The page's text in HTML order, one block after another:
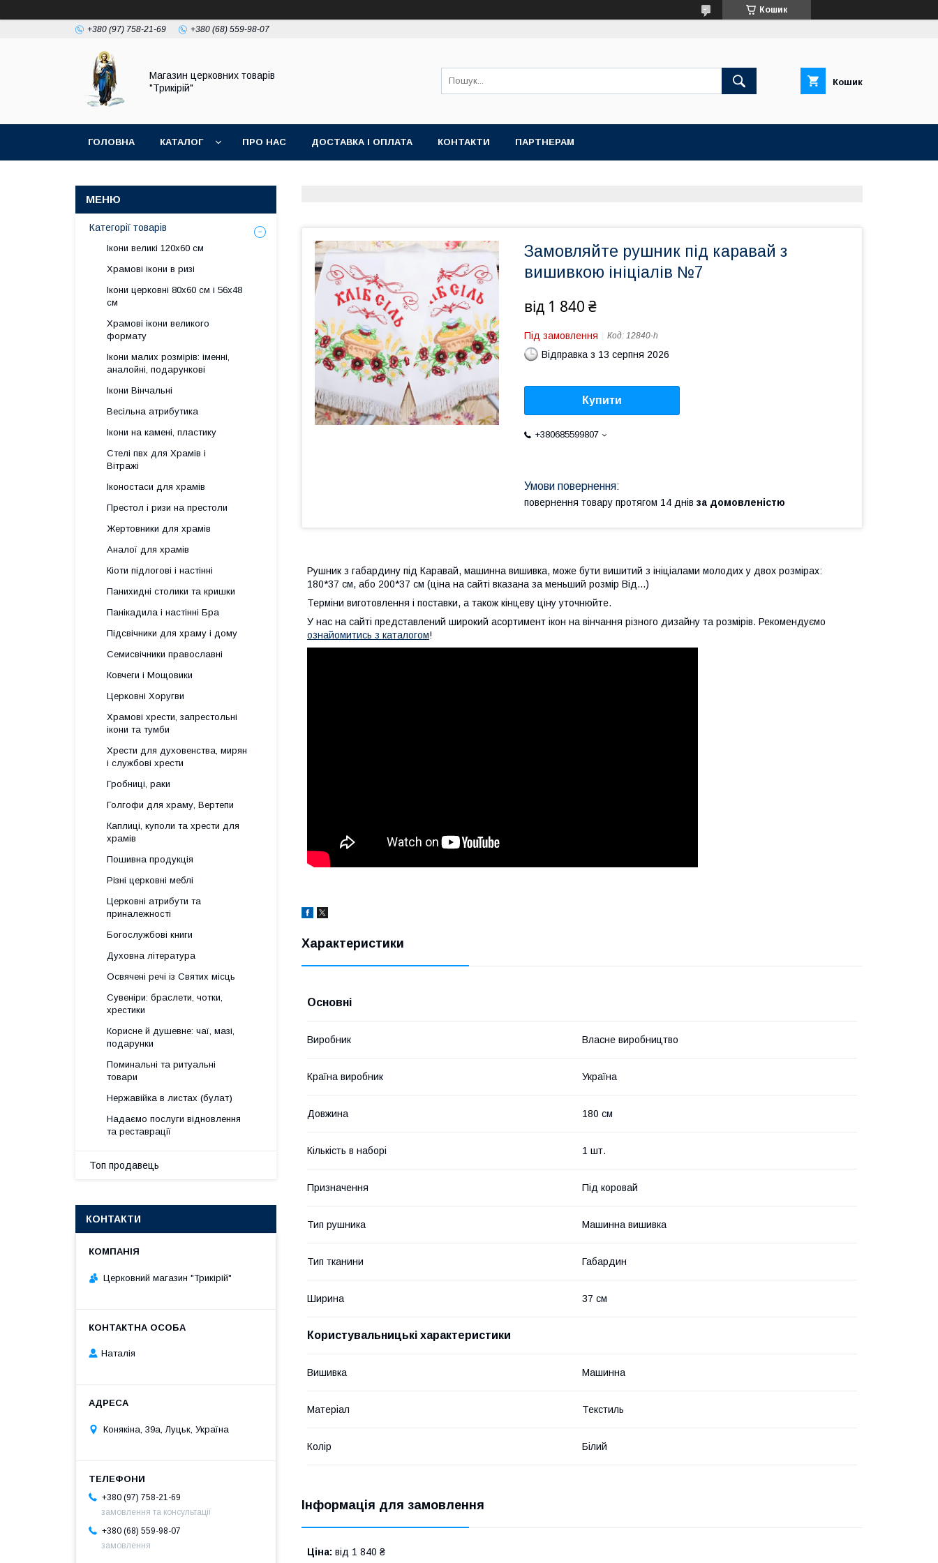
Кошик
+380 (97) 758-21-69 +380 (68) 559-98-07
Магазин церковних товарів
"Трикірій"
Кошик
ГОЛОВНА КАТАЛОГ ПРО НАС ДОСТАВКА І ОПЛАТА КОНТАКТИ ПАРТНЕРАМ
Замовляйте рушник під каравай з
вишивкою ініціалів №7
від 1 840 ₴
Під замовлення Код: 12840-h
Відправка з 13 серпня 2026
Купити
+380685599807
повернення товару протягом 14 днів за домовленістю
Рушник з габардину під Каравай, машинна вишивка, може бути вишитий з ініціалами молодих у двох розмірах:
180*37 см, або 200*37 см (ціна на сайті вказана за меньший розмір Від...)
Терміни виготовлення і поставки, а також кінцеву ціну уточнюйте.
У нас на сайті представлений широкий асортимент ікон на вінчання різного дизайну та розмірів. Рекомендуємо
ознайомитись з каталогом!
Характеристики
Основні
Виробник Власне виробництво
Країна виробник Україна
Довжина 180 см
Кількість в наборі 1 шт.
Призначення Під коровай
Тип рушника Машинна вишивка
Тип тканини Габардин
Ширина 37 см
Користувальницькі характеристики
Вишивка Машинна
Матеріал Текстиль
Колір Білий
Інформація для замовлення
Ціна: від 1 840 ₴
Категорії товарів
Ікони великі 120х60 см
Храмові ікони в ризі
Ікони церковні 80х60 см і 56х48
см
Храмові ікони великого
формату
Ікони малих розмірів: іменні,
аналойні, подарункові
Ікони Вінчальні
Весільна атрибутика
Ікони на камені, пластику
Стелі пвх для Храмів і
Вітражі
Іконостаси для храмів
Престол і ризи на престоли
Жертовники для храмів
Аналої для храмів
Кіоти підлогові і настінні
Панихидні столики та кришки
Панікадила і настінні Бра
Підсвічники для храму і дому
Семисвічники православні
Ковчеги і Мощовики
Церковні Хоругви
Храмові хрести, запрестольні
ікони та тумби
Хрести для духовенства, мирян
і службові хрести
Гробниці, раки
Голгофи для храму, Вертепи
Каплиці, куполи та хрести для
храмів
Пошивна продукція
Різні церковні меблі
Церковні атрибути та
приналежності
Богослужбові книги
Духовна література
Освячені речі із Святих місць
Сувеніри: браслети, чотки,
хрестики
Корисне й душевне: чаї, мазі,
подарунки
Поминальні та ритуальні
товари
Нержавійка в листах (булат)
Надаємо послуги відновлення
та реставрації
Топ продавець
КОНТАКТИ
Церковний магазин "Трикірій"
Наталія
Конякіна, 39а, Луцьк, Україна
+380 (97) 758-21-69
замовлення та консультації
+380 (68) 559-98-07
замовлення